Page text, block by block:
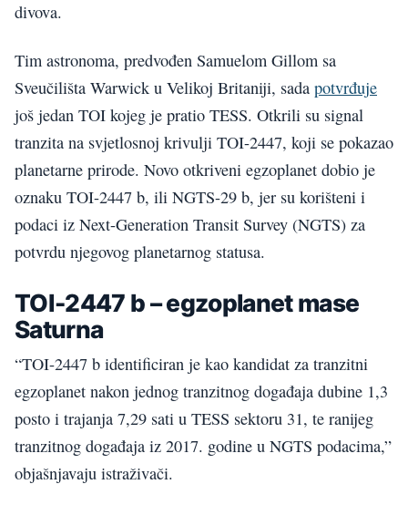
divova.
Tim astronoma, predvođen Samuelom Gillom sa
Sveučilišta Warwick u Velikoj Britaniji, sada potvrđuje
još jedan TOI kojeg je pratio TESS. Otkrili su signal
tranzita na svjetlosnoj krivulji TOI-2447, koji se pokazao
planetarne prirode. Novo otkriveni egzoplanet dobio je
oznaku TOI-2447 b, ili NGTS-29 b, jer su korišteni i
podaci iz Next-Generation Transit Survey (NGTS) za
potvrdu njegovog planetarnog statusa.
TOI-2447 b – egzoplanet mase
Saturna
“TOI-2447 b identificiran je kao kandidat za tranzitni
egzoplanet nakon jednog tranzitnog događaja dubine 1,3
posto i trajanja 7,29 sati u TESS sektoru 31, te ranijeg
tranzitnog događaja iz 2017. godine u NGTS podacima,”
objašnjavaju istraživači.